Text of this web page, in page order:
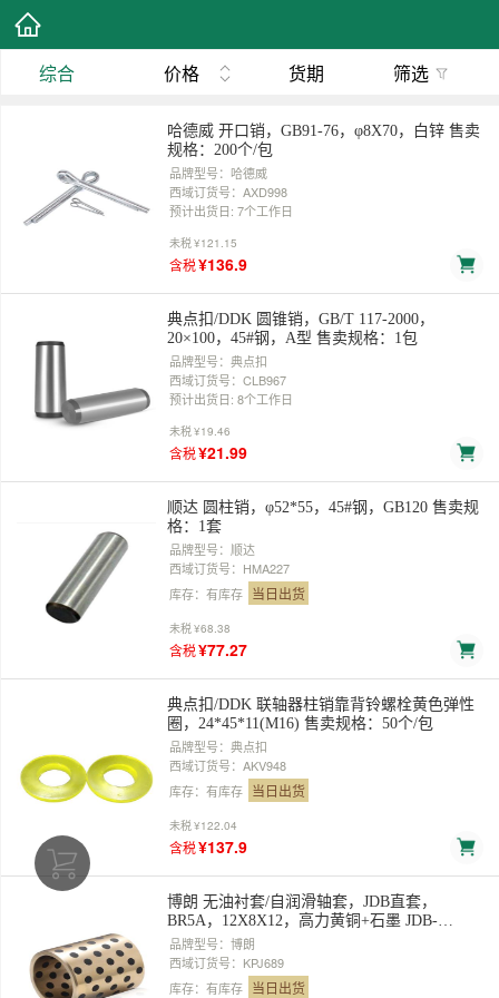
综合 价格 货期 筛选
哈德威 开口销，GB91-76，φ8X70，白锌 售卖
规格：200个/包
品牌型号：哈德威
西域订货号：AXD998
预计出货日: 7个工作日
未税¥121.15
含税¥136.9
典点扣/DDK 圆锥销，GB/T 117-2000，
20×100，45#钢，A型 售卖规格：1包
品牌型号：典点扣
西域订货号：CLB967
预计出货日: 8个工作日
未税¥19.46
含税¥21.99
顺达 圆柱销，φ52*55，45#钢，GB120 售卖规
格：1套
品牌型号：顺达
西域订货号：HMA227
库存：有库存 当日出货
未税¥68.38
含税¥77.27
典点扣/DDK 联轴器柱销靠背铃螺栓黄色弹性
圈，24*45*11(M16) 售卖规格：50个/包
品牌型号：典点扣
西域订货号：AKV948
库存：有库存 当日出货
未税¥122.04
含税¥137.9
博朗 无油衬套/自润滑轴套，JDB直套，
BR5A，12X8X12，高力黄铜+石墨 JDB-
081212， 售卖规格：1个
品牌型号：博朗
西域订货号：KPJ689
库存：有库存 当日出货